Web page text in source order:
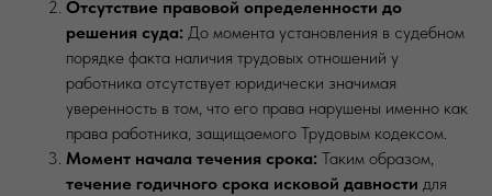
Отсутствие правовой определенности до
решения суда: До момента установления в судебном
порядке факта наличия трудовых отношений у
работника отсутствует юридически значимая
уверенность в том, что его права нарушены именно как
права работника, защищаемого Трудовым кодексом.
Момент начала течения срока: Таким образом,
течение годичного срока исковой давности для